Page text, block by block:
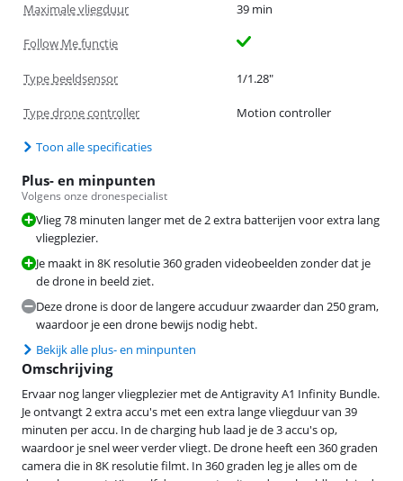
Maximale vliegduur 39 min
Follow Me functie
Type beeldsensor 1/1.28"
Type drone controller Motion controller
Toon alle specificaties
Plus- en minpunten
Volgens onze dronespecialist
Vlieg 78 minuten langer met de 2 extra batterijen voor extra lang
vliegplezier.
Je maakt in 8K resolutie 360 graden videobeelden zonder dat je
de drone in beeld ziet.
Deze drone is door de langere accuduur zwaarder dan 250 gram,
waardoor je een drone bewijs nodig hebt.
Bekijk alle plus- en minpunten
Omschrijving
Ervaar nog langer vliegplezier met de Antigravity A1 Infinity Bundle.
Je ontvangt 2 extra accu's met een extra lange vliegduur van 39
minuten per accu. In de charging hub laad je de 3 accu's op,
waardoor je snel weer verder vliegt. De drone heeft een 360 graden
camera die in 8K resolutie filmt. In 360 graden leg je alles om de